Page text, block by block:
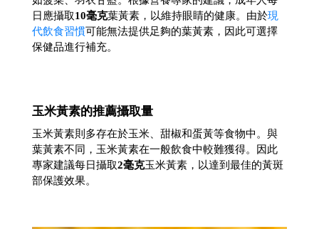
日應攝取10毫克葉黃素，以維持眼睛的健康。由於現
代飲食習慣可能無法提供足夠的葉黃素，因此可選擇
保健品進行補充。
玉米黃素的推薦攝取量
玉米黃素則多存在於玉米、甜椒和蛋黃等食物中。與
葉黃素不同，玉米黃素在一般飲食中較難獲得。因此
專家建議每日攝取2毫克玉米黃素，以達到最佳的黃斑
部保護效果。